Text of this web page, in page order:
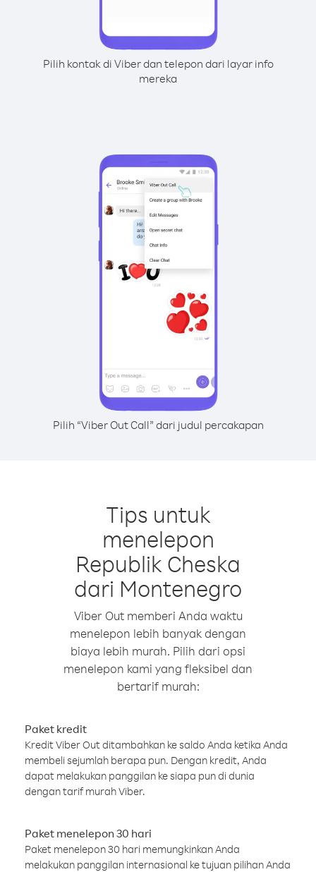
Pilih kontak di Viber dan telepon dari layar info
mereka
Pilih “Viber Out Call” dari judul percakapan
Tips untuk
menelepon
Republik Cheska
dari Montenegro
Viber Out memberi Anda waktu
menelepon lebih banyak dengan
biaya lebih murah. Pilih dari opsi
menelepon kami yang fleksibel dan
bertarif murah:
Paket kredit
Kredit Viber Out ditambahkan ke saldo Anda ketika Anda
membeli sejumlah berapa pun. Dengan kredit, Anda
dapat melakukan panggilan ke siapa pun di dunia
dengan tarif murah Viber.
Paket menelepon 30 hari
Paket menelepon 30 hari memungkinkan Anda
melakukan panggilan internasional ke tujuan pilihan Anda